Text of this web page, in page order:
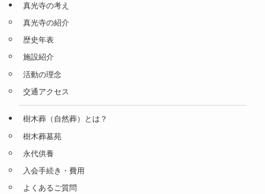
真光寺の考え
真光寺の紹介
歴史年表
施設紹介
活動の理念
交通アクセス
樹木葬（自然葬）とは？
樹木葬墓苑
永代供養
入会手続き・費用
よくあるご質問